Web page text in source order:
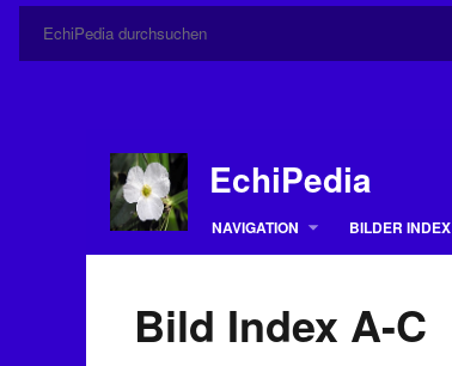
EchiPedia
NAVIGATION
BILDER INDEX
Bild Index A-C